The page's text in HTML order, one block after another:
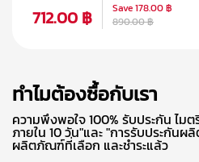
712.00 ฿
Save178.00 ฿
890.00 ฿
ทำไมต้องซื้อกับเรา
ความพึงพอใจ 100% รับประกัน ไม
ภายใน 10 วัน"และ "การรับประกัน
ผลิตภัณฑ์ที่เลือก และชำระแล้ว